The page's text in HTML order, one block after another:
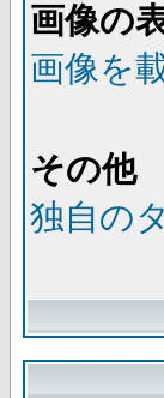
画像の
画像を
その他
独自の